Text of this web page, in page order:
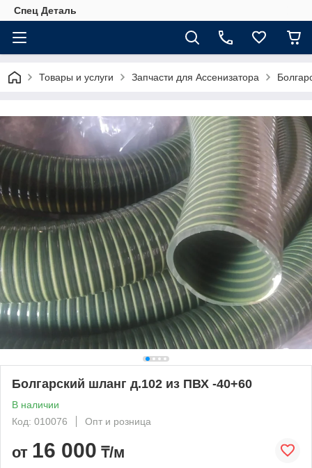
Спец Деталь
Товары и услуги Запчасти для Ассенизатора
Болгарский шланг д.102 из ПВХ -40+60
В наличии
Код: 010076
Опт и розница
от 16 000 ₸/м